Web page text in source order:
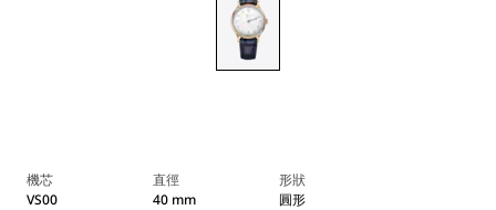
機芯
VS00
直徑
40 mm
形狀
圓形